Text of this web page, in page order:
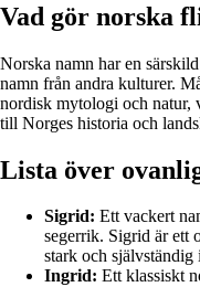
Vad gör norska
Norska namn har en
namn från andra kulturer.
nordisk mytologi och natur,
till Norges historia och
Lista över
Sigrid: Ett vackert
segerrik. Sigrid är ett
stark och självständig
Ingrid: Ett klassiskt